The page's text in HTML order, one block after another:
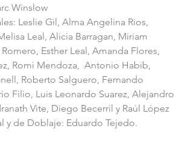
Winslow
Leslie Gil, Alma Angelina Rios,
Leal, Alicia Barragan, Miriam
Romero, Esther Leal, Amanda Flores,
Romi Mendoza,  Antonio Habib,
Roberto Salguero, Fernando
Filio, Luis Leonardo Suarez, Alejandro
Vite, Diego Becerril y Raúl López
y de Doblaje: Eduardo Tejedo.